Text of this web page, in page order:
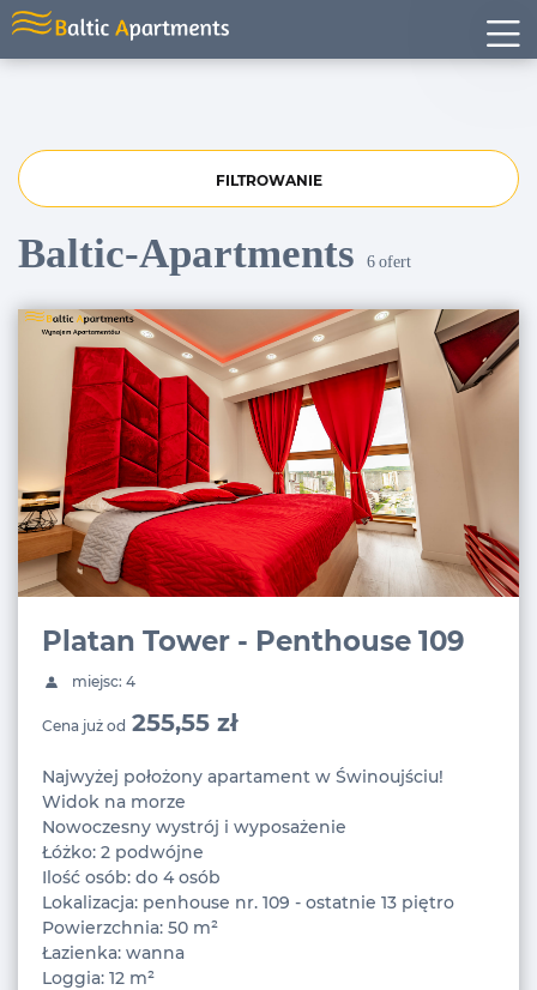
FILTROWANIE
Baltic-Apartments 6 ofert
Platan Tower - Penthouse 109
miejsc: 4
Cena już od 255,55 zł
Najwyżej położony apartament w Świnoujściu!
Widok na morze
Nowoczesny wystrój i wyposażenie
Łóżko: 2 podwójne
Ilość osób: do 4 osób
Lokalizacja: penhouse nr. 109 - ostatnie 13 piętro
Powierzchnia: 50 m²
Łazienka: wanna
Loggia: 12 m²